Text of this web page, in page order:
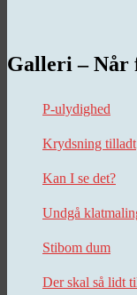
Galleri – Når
P-ulydighed
Krydsning tilladt
Kan I se det?
Undgå
Stibom dum
Der skal så lidt